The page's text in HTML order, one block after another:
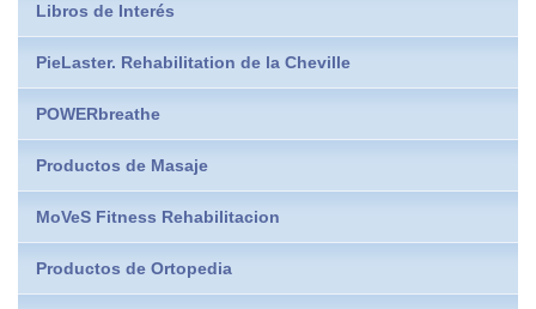
Libros de Interés
PieLaster. Rehabilitation de la Cheville
POWERbreathe
Productos de Masaje
MoVeS Fitness Rehabilitacion
Productos de Ortopedia